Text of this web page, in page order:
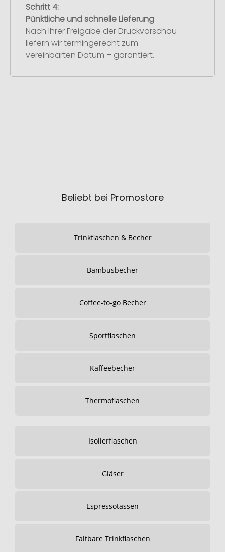
Schritt 4:
Pünktliche und schnelle Lieferung
Nach Ihrer Freigabe der Druckvorschau
liefern wir termingerecht zum
vereinbarten Datum – garantiert.
Beliebt bei Promostore
Trinkflaschen & Becher
Bambusbecher
Coffee-to-go Becher
Sportflaschen
Kaffeebecher
Thermoflaschen
Isolierflaschen
Gläser
Espressotassen
Faltbare Trinkflaschen